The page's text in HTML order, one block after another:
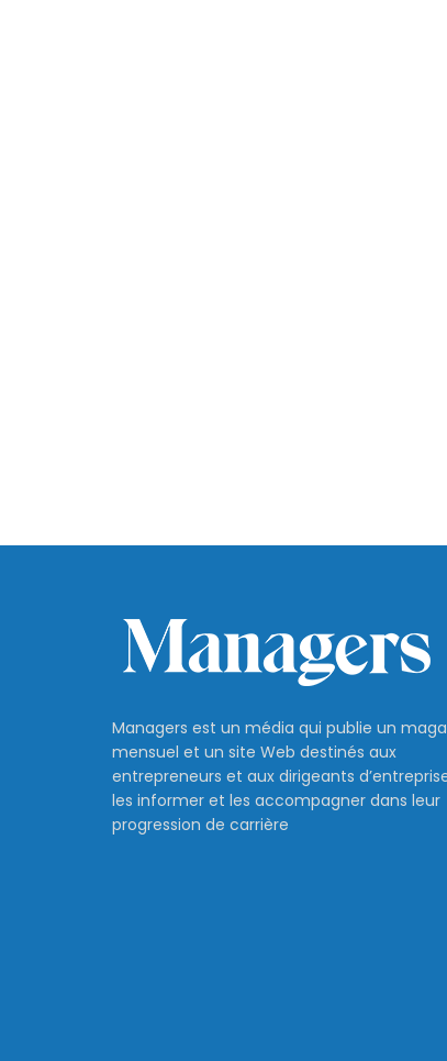
Managers est un média qui publie un
mensuel et un site Web destinés aux
entrepreneurs et aux dirigeants
les informer et les accompagner dans leur
progression de carrière